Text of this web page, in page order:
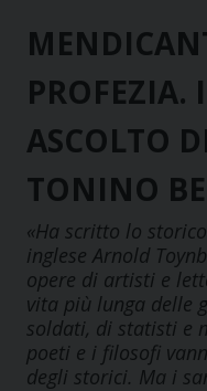
PROFEZIA.
ASCOLTO
TONINO
«Ha scritto lo
inglese Arnold
opere di artisti e
vita più lunga delle
soldati, di statisti e
poeti e i filosofi
degli storici. Ma i